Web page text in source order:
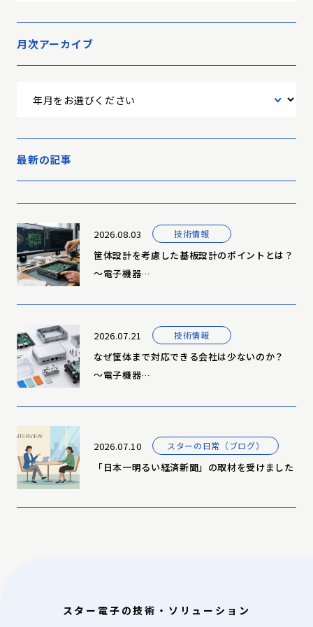
月次アーカイブ
最新の記事
2026.08.03 技術情報
筐体設計を考慮した基板設計のポイントとは？
～電子機器…
2026.07.21 技術情報
なぜ筐体まで対応できる会社は少ないのか？
～電子機器…
2026.07.10 スターの日常（ブログ）
「日本一明るい経済新聞」の取材を受けました
スター電子の技術・ソリューション